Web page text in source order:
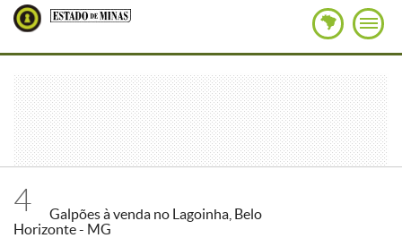
4
Galpões à venda no Lagoinha, Belo
Horizonte - MG